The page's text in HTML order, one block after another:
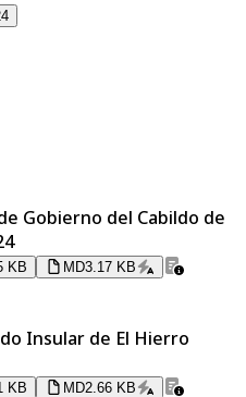
Gobierno del Cabildo de
KB MD3.17 KB
Insular de El Hierro
KB MD2.66 KB